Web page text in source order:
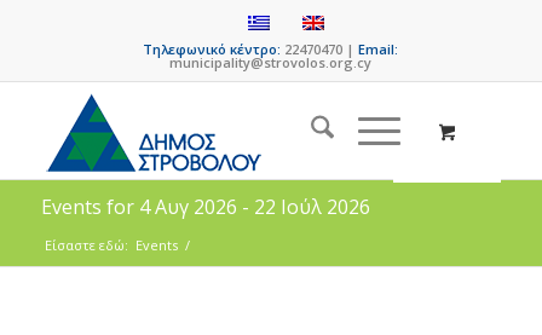
Τηλεφωνικό κέντρο: 22470470 |Email:
municipality@strovolos.org.cy
Events for 4 Αυγ 2026 - 22 Ιούλ 2026
Είσαστε εδώ: Events /